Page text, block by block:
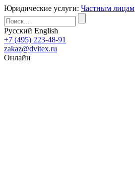
Юридические услуги: Частным лицам
Русский English
+7 (495) 223-48-91
zakaz@dvitex.ru
Онлайн